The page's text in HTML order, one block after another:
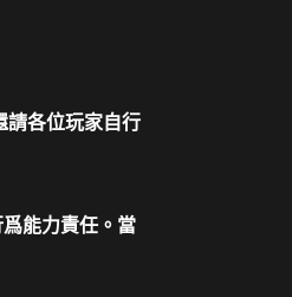
請各位玩家自行
能力責任。當